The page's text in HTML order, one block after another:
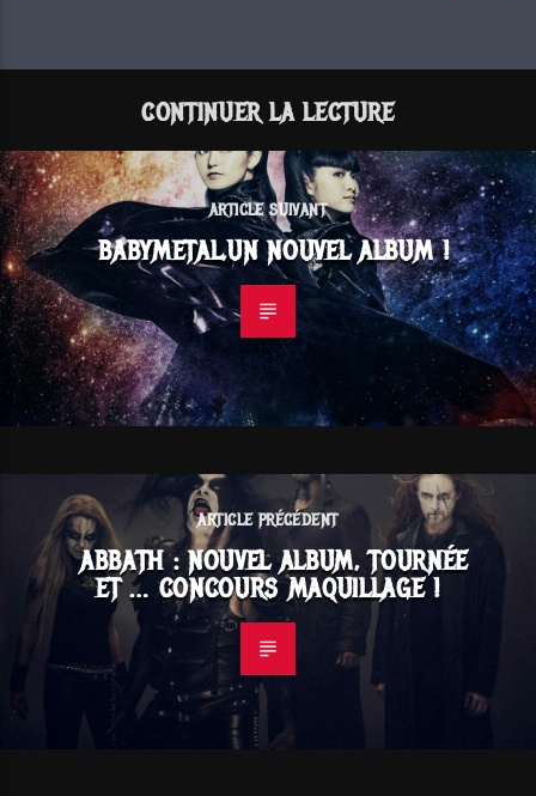
CONTINUER LA LECTURE
ARTICLE SUIVANT
BABYMETAL,UN NOUVEL ALBUM !
ARTICLE PRÉCÉDENT
ABBATH : NOUVEL ALBUM, TOURNÉE
ET … CONCOURS MAQUILLAGE !